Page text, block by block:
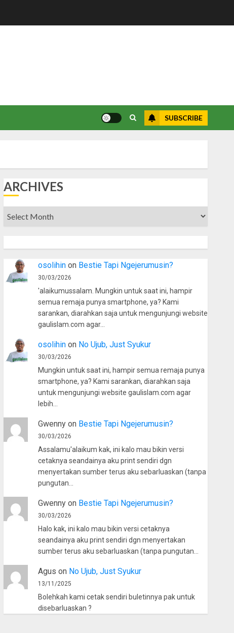
SUBSCRIBE
ARCHIVES
Archives
osolihinon Bestie Tapi Ngejerumusin?
30/03/2026
'alaikumussalam. Mungkin untuk saat ini, hampir
semua remaja punya smartphone, ya? Kami
sarankan, diarahkan saja untuk mengunjungi website
gaulislam.com agar…
osolihinon No Ujub, Just Syukur
30/03/2026
Mungkin untuk saat ini, hampir semua remaja punya
smartphone, ya? Kami sarankan, diarahkan saja
untuk mengunjungi website gaulislam.com agar
lebih…
Gwennyon Bestie Tapi Ngejerumusin?
30/03/2026
Assalamu'alaikum kak, ini kalo mau bikin versi
cetaknya seandainya aku print sendiri dgn
menyertakan sumber terus aku sebarluaskan (tanpa
pungutan…
Gwennyon Bestie Tapi Ngejerumusin?
30/03/2026
Halo kak, ini kalo mau bikin versi cetaknya
seandainya aku print sendiri dgn menyertakan
sumber terus aku sebarluaskan (tanpa pungutan…
Agus on No Ujub, Just Syukur
13/11/2025
Bolehkah kami cetak sendiri buletinnya pak untuk
disebarluaskan ?